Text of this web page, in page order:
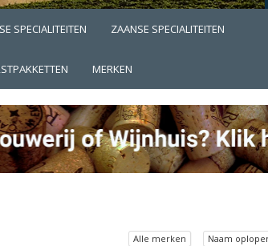
SPECIALITEITEN ZAANSE SPECIALITEITEN
MERKEN
Alle merken Naam